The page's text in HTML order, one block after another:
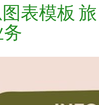
表模板 旅